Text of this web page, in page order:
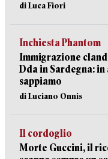
di Luca Fiori
Inchiesta Phantom
Immigrazione
Dda in Sardegna:
sappiamo
di Luciano Onnis
Il cordoglio
Morte Guccini, il